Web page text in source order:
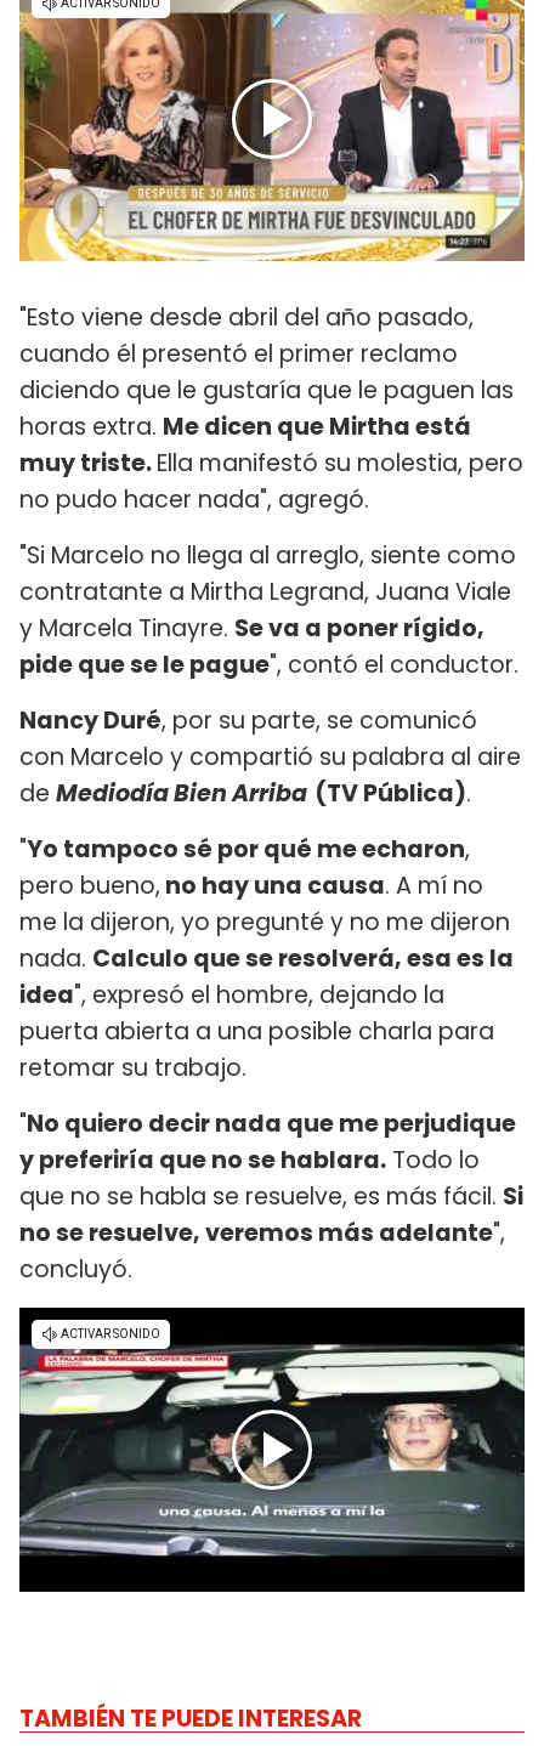
"Esto viene desde abril del año pasado,
cuando él presentó el primer reclamo
diciendo que le gustaría que le paguen las
horas extra. Me dicen que Mirtha está
muy triste.Ella manifestó su molestia, pero
no pudo hacer nada", agregó.
"Si Marcelo no llega al arreglo, siente como
contratante a Mirtha Legrand, Juana Viale
y Marcela Tinayre. Se va a poner rígido,
pide que se le pague", contó el conductor.
Nancy Duré, por su parte, se comunicó
con Marcelo y compartió su palabra al aire
de Mediodía Bien Arriba (TV Pública).
"Yo tampoco sé por qué me echaron,
pero bueno, no hay una causa. A mí no
me la dijeron, yo pregunté y no me dijeron
nada. Calculo que se resolverá, esa es la
idea", expresó el hombre, dejando la
puerta abierta a una posible charla para
retomar su trabajo.
"No quiero decir nada que me perjudique
y preferiría que no se hablara. Todo lo
que no se habla se resuelve, es más fácil. Si
no se resuelve, veremos más adelante",
concluyó.
TAMBIÉN TE PUEDE INTERESAR